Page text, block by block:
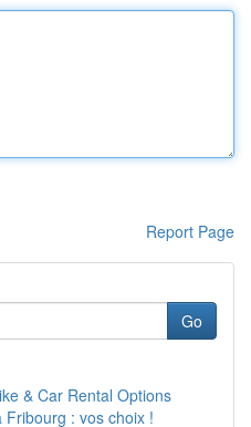
Report Page
Go
& Car Rental Options
: vos choix !